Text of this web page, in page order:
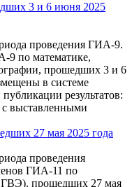
3 и 6 июня 2025
проведения ГИА-9.
9 по математике,
прошедших 3 и 6
в системе
результатов:
выставленными
27 мая 2025 года
проведения
ГИА-11 по
ГВЭ), прошедших 27 мая